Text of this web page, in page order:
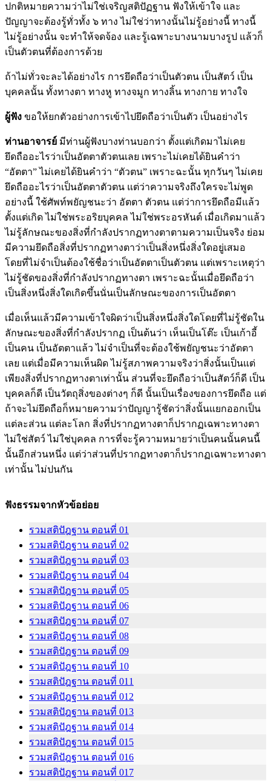
ปกติหมายความว่าไม่ใช่เจริญสติปัฏฐาน ฟังให้เข้าใจ และ
ปัญญาจะต้องรู้ทั่วทั้ง ๖ ทาง ไม่ใช่ว่าทางนั้นไม่รู้อย่างนี้ ทางนี้
ไม่รู้อย่างนั้น จะทำให้จดจ้อง และรู้เฉพาะบางนามบางรูป แล้วก็
เป็นตัวตนที่ต้องการด้วย
ถ้าไม่ทั่วจะละได้อย่างไร การยึดถือว่าเป็นตัวตน เป็นสัตว์ เป็น
บุคคลนั้น ทั้งทางตา ทางหู ทางจมูก ทางลิ้น ทางกาย ทางใจ
ผู้ฟัง ขอให้ยกตัวอย่างการเข้าไปยึดถือว่าเป็นตัว เป็นอย่างไร
ท่านอาจารย์ มีท่านผู้ฟังบางท่านบอกว่า ตั้งแต่เกิดมาไม่เคย
ยึดถืออะไรว่าเป็นอัตตาตัวตนเลย เพราะไม่เคยได้ยินคำว่า
“อัตตา” ไม่เคยได้ยินคำว่า “ตัวตน” เพราะฉะนั้น ทุกวันๆ ไม่เคย
ยึดถืออะไรว่าเป็นอัตตาตัวตน แต่ว่าความจริงถึงใครจะไม่พูด
อย่างนี้ ใช้ศัพท์พยัญชนะว่า อัตตา ตัวตน แต่ว่าการยึดถือมีแล้ว
ตั้งแต่เกิด ไม่ใช่พระอริยบุคคล ไม่ใช่พระอรหันต์ เมื่อเกิดมาแล้ว
ไม่รู้ลักษณะของสิ่งที่กำลังปรากฏทางตาตามความเป็นจริง ย่อม
มีความยึดถือสิ่งที่ปรากฏทางตาว่าเป็นสิ่งหนึ่งสิ่งใดอยู่เสมอ
โดยที่ไม่จำเป็นต้องใช้ชื่อว่าเป็นอัตตาเป็นตัวตน แต่เพราะเหตุว่า
ไม่รู้ชัดของสิ่งที่กำลังปรากฏทางตา เพราะฉะนั้นเมื่อยึดถือว่า
เป็นสิ่งหนึ่งสิ่งใดเกิดขึ้นนั่นเป็นลักษณะของการเป็นอัตตา
เมื่อเห็นแล้วมีความเข้าใจผิดว่าเป็นสิ่งหนึ่งสิ่งใดโดยที่ไม่รู้ชัดใน
ลักษณะของสิ่งที่กำลังปรากฏ เป็นต้นว่า เห็นเป็นโต๊ะ เป็นเก้าอี้
เป็นคน เป็นอัตตาแล้ว ไม่จำเป็นที่จะต้องใช้พยัญชนะว่าอัตตา
เลย แต่เมื่อมีความเห็นผิด ไม่รู้สภาพความจริงว่าสิ่งนั้นเป็นแต่
เพียงสิ่งที่ปรากฏทางตาเท่านั้น ส่วนที่จะยึดถือว่าเป็นสัตว์ก็ดี เป็น
บุคคลก็ดี เป็นวัตถุสิ่งของต่างๆ ก็ดี นั้นเป็นเรื่องของการยึดถือ แต่
ถ้าจะไม่ยึดถือก็หมายความว่าปัญญารู้ชัดว่าสิ่งนั้นแยกออกเป็น
แต่ละส่วน แต่ละโลก สิ่งที่ปรากฏทางตาก็ปรากฏเฉพาะทางตา
ไม่ใช่สัตว์ ไม่ใช่บุคคล การที่จะรู้ความหมายว่าเป็นคนนั้นคนนี้
นั้นอีกส่วนหนึ่ง แต่ว่าส่วนที่ปรากฏทางตาก็ปรากฏเฉพาะทางตา
เท่านั้น ไม่ปนกัน
ฟังธรรมจากหัวข้อย่อย
รวมสติปัฎฐาน ตอนที่ 01
รวมสติปัฎฐาน ตอนที่ 02
รวมสติปัฎฐาน ตอนที่ 03
รวมสติปัฎฐาน ตอนที่ 04
รวมสติปัฎฐาน ตอนที่ 05
รวมสติปัฎฐาน ตอนที่ 06
รวมสติปัฎฐาน ตอนที่ 07
รวมสติปัฎฐาน ตอนที่ 08
รวมสติปัฎฐาน ตอนที่ 09
รวมสติปัฎฐาน ตอนที่ 10
รวมสติปัฎฐาน ตอนที่ 011
รวมสติปัฎฐาน ตอนที่ 012
รวมสติปัฎฐาน ตอนที่ 013
รวมสติปัฎฐาน ตอนที่ 014
รวมสติปัฎฐาน ตอนที่ 015
รวมสติปัฎฐาน ตอนที่ 016
รวมสติปัฎฐาน ตอนที่ 017